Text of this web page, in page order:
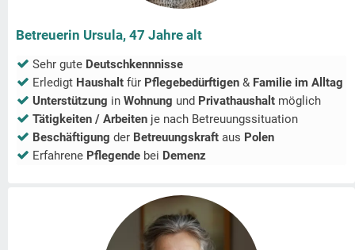
Betreuerin Ursula, 47 Jahre alt
Sehr gute Deutschkennnisse
Erledigt Haushalt für Pflegebedürftigen & Familie im Alltag
Unterstützung in Wohnung und Privathaushalt möglich
Tätigkeiten / Arbeiten je nach Betreuungssituation
Beschäftigung der Betreuungskraft aus Polen
Erfahrene Pflegende bei Demenz